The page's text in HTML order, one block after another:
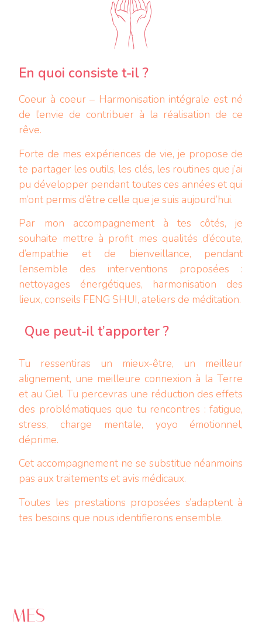
En quoi consiste t-il ?
Coeur à coeur – Harmonisation intégrale est né
de l’envie de contribuer à la réalisation de ce
rêve.
Forte de mes expériences de vie, je propose de
te partager les outils, les clés, les routines que j’ai
pu développer pendant toutes ces années et qui
m’ont permis d’être celle que je suis aujourd’hui.
Par mon accompagnement à tes côtés, je
souhaite mettre à profit mes qualités d’écoute,
d’empathie et de bienveillance, pendant
l’ensemble des interventions proposées :
nettoyages énergétiques, harmonisation des
lieux, conseils FENG SHUI, ateliers de méditation.
Que peut-il t’apporter ?
Tu ressentiras un mieux-être, un meilleur
alignement, une meilleure connexion à la Terre
et au Ciel. Tu percevras une réduction des effets
des problématiques que tu rencontres : fatigue,
stress, charge mentale, yoyo émotionnel,
déprime.
Cet accompagnement ne se substitue néanmoins
pas aux traitements et avis médicaux.
Toutes les prestations proposées s’adaptent à
tes besoins que nous identifierons ensemble.
MES